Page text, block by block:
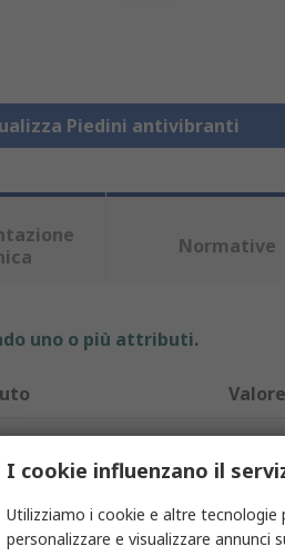
Piedini antivibranti
Normative
uno o più attributi.
Valore
RS PRO
antivibrazioni Piede
I cookie influenzano il
Utilizziamo i cookie e altre
personalizzare e visualizzare